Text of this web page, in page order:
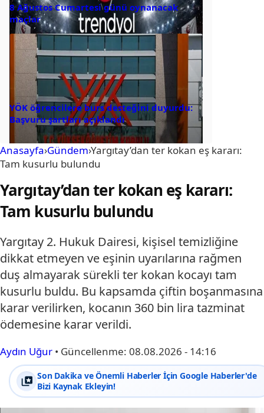
8 Ağustos Cumartesi günü oynanacak
maçlar
YÖK öğrencilere burs desteğini duyurdu:
Başvuru şartları açıklandı
Anasayfa›Gündem›Yargıtay’dan ter kokan eş kararı:
Tam kusurlu bulundu
Yargıtay’dan ter kokan eş kararı:
Tam kusurlu bulundu
Yargıtay 2. Hukuk Dairesi, kişisel temizliğine
dikkat etmeyen ve eşinin uyarılarına rağmen
duş almayarak sürekli ter kokan kocayı tam
kusurlu buldu. Bu kapsamda çiftin boşanmasına
karar verilirken, kocanın 360 bin lira tazminat
ödemesine karar verildi.
Aydın Uğur • Güncellenme: 08.08.2026 - 14:16
Son Dakika ve Önemli Haberler İçin Google Haberler'de
Bizi Kaynak Ekleyin!